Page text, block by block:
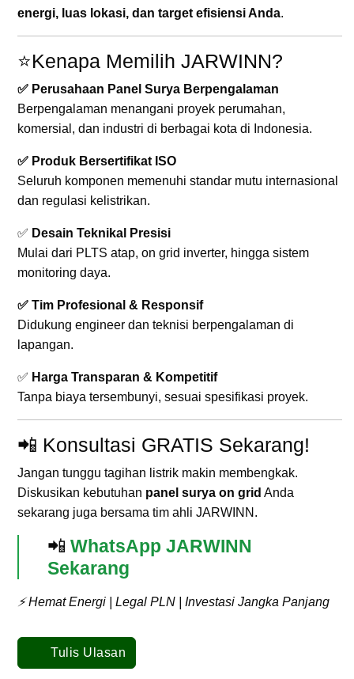
energi, luas lokasi, dan target efisiensi Anda.
⭐Kenapa Memilih JARWINN?
✅ Perusahaan Panel Surya Berpengalaman
Berpengalaman menangani proyek perumahan,
komersial, dan industri di berbagai kota di Indonesia.
✅ Produk Bersertifikat ISO
Seluruh komponen memenuhi standar mutu internasional
dan regulasi kelistrikan.
✅ Desain Teknikal Presisi
Mulai dari PLTS atap, on grid inverter, hingga sistem
monitoring daya.
✅ Tim Profesional & Responsif
Didukung engineer dan teknisi berpengalaman di
lapangan.
✅ Harga Transparan & Kompetitif
Tanpa biaya tersembunyi, sesuai spesifikasi proyek.
📲 Konsultasi GRATIS Sekarang!
Jangan tunggu tagihan listrik makin membengkak.
Diskusikan kebutuhan panel surya on grid Anda
sekarang juga bersama tim ahli JARWINN.
📲 WhatsApp JARWINN
Sekarang
⚡ Hemat Energi | Legal PLN | Investasi Jangka Panjang
Tulis Ulasan